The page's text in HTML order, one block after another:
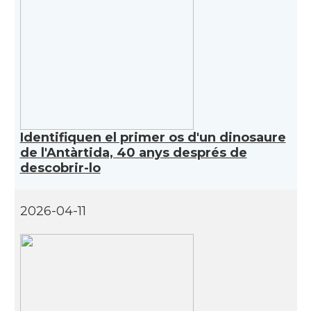
Identifiquen el primer os d'un dinosaure
de l'Antàrtida, 40 anys després de
descobrir-lo
2026-04-11